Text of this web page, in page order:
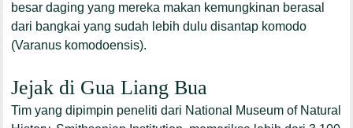
besar daging yang mereka makan kemungkinan berasal
dari bangkai yang sudah lebih dulu disantap komodo
(Varanus komodoensis).
Jejak di Gua Liang Bua
Tim yang dipimpin peneliti dari National Museum of Natural